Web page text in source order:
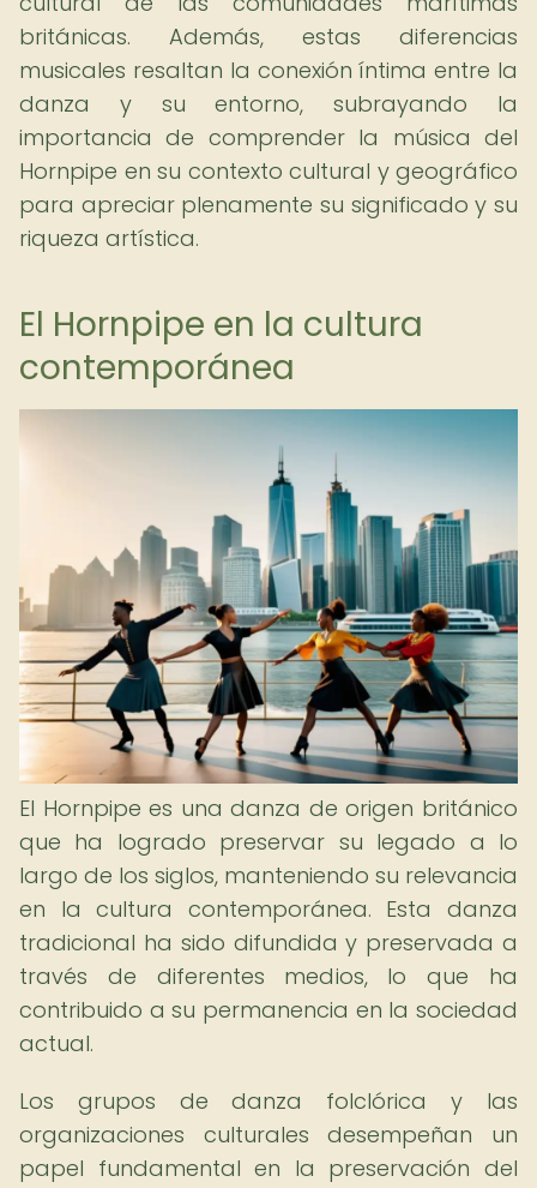
británicas. Además, estas diferencias
musicales resaltan la conexión íntima entre la
danza y su entorno, subrayando la
importancia de comprender la música del
Hornpipe en su contexto cultural y geográfico
para apreciar plenamente su significado y su
riqueza artística.
El Hornpipe en la cultura
contemporánea
El Hornpipe es una danza de origen británico
que ha logrado preservar su legado a lo
largo de los siglos, manteniendo su relevancia
en la cultura contemporánea. Esta danza
tradicional ha sido difundida y preservada a
través de diferentes medios, lo que ha
contribuido a su permanencia en la sociedad
actual.
Los grupos de danza folclórica y las
organizaciones culturales desempeñan un
papel fundamental en la preservación del